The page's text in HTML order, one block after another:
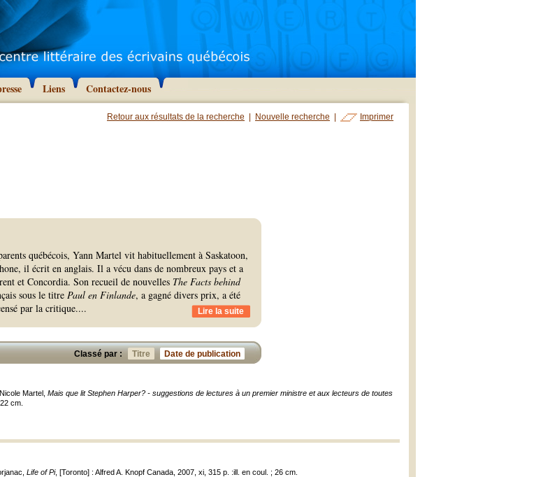
Liens Contactez-nous
Retour aux résultats de la recherche Nouvelle recherche Imprimer
québécois, Yann Martel vit habituellement à Saskatoon,
il écrit en anglais. Il a vécu dans de nombreux pays et a
et Concordia. Son recueil de nouvelles The Facts behind
sous le titre Paul en Finlande, a gagné divers prix, a été
par la critique.... Lire la suite
Classé par : Titre Date de publication
Martel, Mais que lit Stephen Harper? - suggestions de lectures à un premier ministre et aux lecteurs de toutes
cm.
Life of Pi, [Toronto] : Alfred A. Knopf Canada, 2007, xi, 315 p. :ill. en coul. ; 26 cm.